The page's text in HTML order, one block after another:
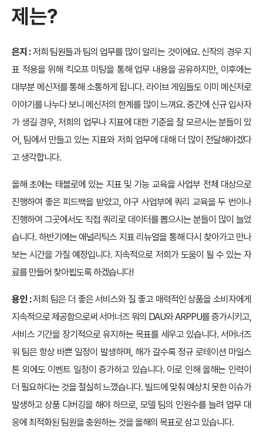
제는?
은지 :저희 팀원들과 팀의 업무를 많이 알리는 것이에요. 신작의 경우 지
표 적용을 위해 킥오프 미팅을 통해 업무 내용을 공유하지만, 이후에는
대부분 메신저를 통해 소통하게 됩니다. 라이브 게임들도 이미 메신저로
이야기를 나누다 보니 메신저의 한계를 많이 느껴요. 중간에 신규 입사자
가 생길 경우, 저희의 업무나 지표에 대한 기준을 잘 모르시는 분들이 있
어, 팀에서 만들고 있는 지표와 저희 업무에 대해 더 많이 전달해야겠다
고 생각합니다.
올해 초에는 태블로에 있는 지표 및 기능 교육을 사업부 전체 대상으로
진행하여 좋은 피드백을 받았고, 야구 사업부에 쿼리 교육을 두 번이나
진행하여 그곳에서도 직접 쿼리로 데이터를 뽑으시는 분들이 많이 늘었
습니다. 하반기에는 애널리틱스 지표 리뉴얼을 통해 다시 찾아가고 만나
보는 시간을 가질 예정입니다. 지속적으로 저희가 도움이 될 수 있는 자
료를 만들어 찾아뵙도록 하겠습니다!
용인 :저희 팀은 더 좋은 서비스와 질 좋고 매력적인 상품을 소비자에게
지속적으로 제공함으로써 서머너즈 워의 DAU와 ARPPU를 증가시키고,
서비스 기간을 장기적으로 유지하는 목표를 세우고 있습니다. 서머너즈
워 팀은 항상 바쁜 일정이 발생하며, 해가 갈수록 정규 로테이션 마일스
톤 외에도 이벤트 일정이 증가하고 있습니다. 이로 인해 올해는 인력이
더 필요하다는 것을 절실히 느꼈습니다. 빌드에 맞춰 예상치 못한 이슈가
발생하고 상품 디버깅을 해야 하므로, 모델 팀의 인원수를 늘려 업무 대
응에 최적화된 팀원을 충원하는 것을 올해의 목표로 삼고 있습니다.